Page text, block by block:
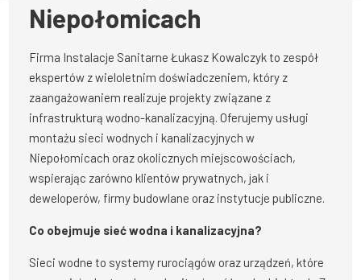
Niepołomicach
Firma Instalacje Sanitarne Łukasz Kowalczyk to zespół
ekspertów z wieloletnim doświadczeniem, który z
zaangażowaniem realizuje projekty związane z
infrastrukturą wodno-kanalizacyjną. Oferujemy usługi
montażu sieci wodnych i kanalizacyjnych w
Niepołomicach oraz okolicznych miejscowościach,
wspierając zarówno klientów prywatnych, jak i
deweloperów, firmy budowlane oraz instytucje publiczne.
Co obejmuje sieć wodna i kanalizacyjna?
Sieci wodne to systemy rurociągów oraz urządzeń, które